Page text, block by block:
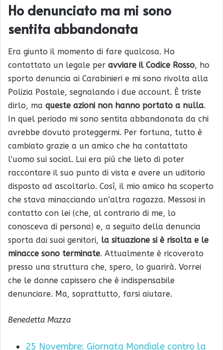
Ho denunciato ma mi sono
sentita abbandonata
Era giunto il momento di fare qualcosa. Ho
contattato un legale per avviare il Codice Rosso, ho
sporto denuncia ai Carabinieri e mi sono rivolta alla
Polizia Postale, segnalando i due account. È triste
dirlo, ma queste azioni non hanno portato a nulla.
In quel periodo mi sono sentita abbandonata da chi
avrebbe dovuto proteggermi. Per fortuna, tutto è
cambiato grazie a un amico che ha contattato
l’uomo sui social. Lui era più che lieto di poter
raccontare il suo punto di vista e avere un uditorio
disposto ad ascoltarlo. Così, il mio amico ha scoperto
che stava minacciando un’altra ragazza. Messosi in
contatto con lei (che, al contrario di me, lo
conosceva di persona) e, a seguito della denuncia
sporta dai suoi genitori, la situazione si è risolta e le
minacce sono terminate. Attualmente è ricoverato
presso una struttura che, spero, lo guarirà. Vorrei
che le donne capissero che è indispensabile
denunciare. Ma, soprattutto, farsi aiutare.
Benedetta Mazza
25 Novembre: Giornata Mondiale contro la